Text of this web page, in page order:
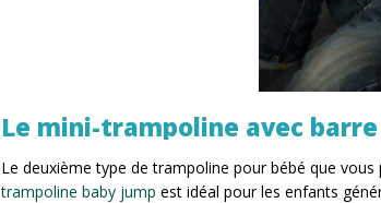
Le mini-trampoline avec
Le deuxième type de trampoline pour bébé que
trampoline baby jump est idéal pour les enfants